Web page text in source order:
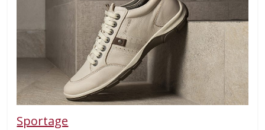
Sportage